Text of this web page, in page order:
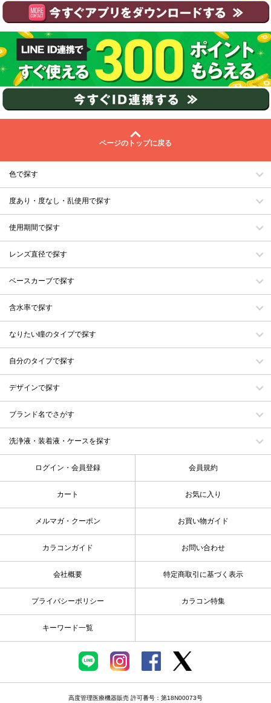
ページのトップに戻る
色で探す
度あり・度なし・乱使用で探す
使用期間で探す
レンズ直径で探す
ベースカーブで探す
含水率で探す
なりたい瞳のタイプで探す
自分のタイプで探す
デザインで探す
ブランド名でさがす
洗浄液・装着液・ケースを探す
ログイン・会員登録 会員規約
カート お気に入り
メルマガ・クーポン お買い物ガイド
カラコンガイド お問い合わせ
会社概要 特定商取引に基づく表示
プライバシーポリシー カラコン特集
キーワード一覧
高度管理医療機器販売 許可番号：第18N00073号